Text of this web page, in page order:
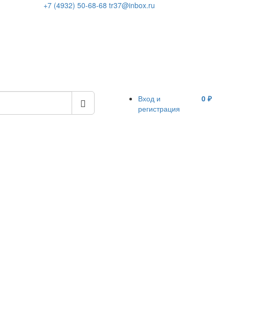
+7 (4932) 50-68-68 tr37@inbox.ru
Вход и
регистрация
0 ₽